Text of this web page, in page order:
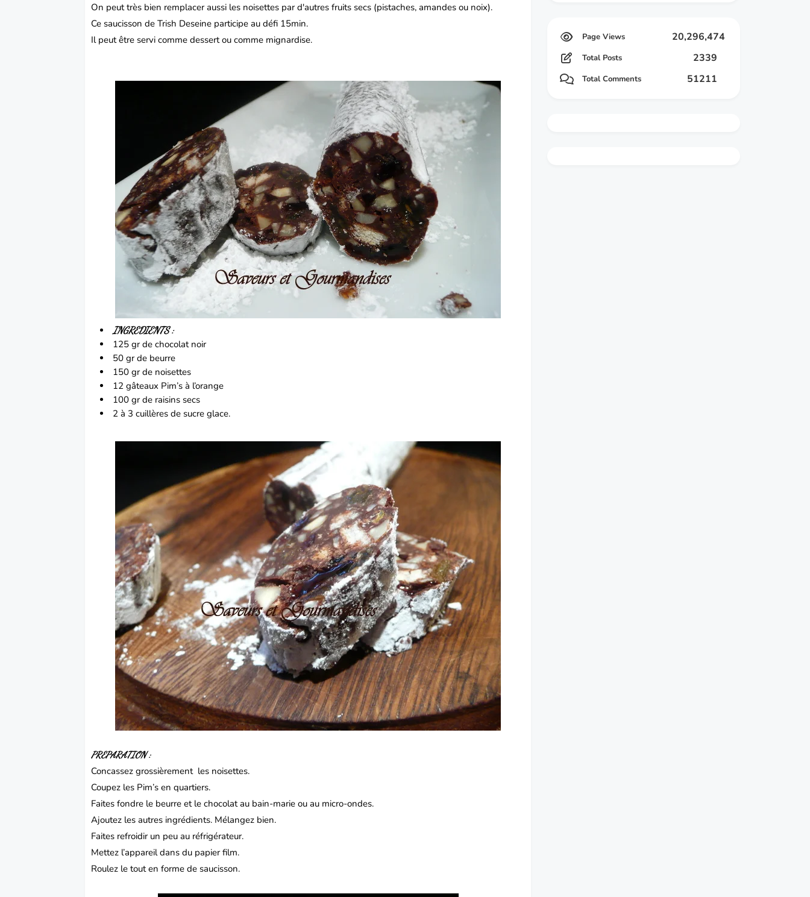
On peut très bien remplacer aussi les noisettes par d'autres fruits secs (pistaches, amandes ou noix).
Ce saucisson de Trish Deseine participe au défi 15min.
Il peut être servi comme dessert ou comme mignardise.
INGREDIENTS :
125 gr de chocolat noir
50 gr de beurre
150 gr de noisettes
12 gâteaux Pim’s à l’orange
100 gr de raisins secs
2 à 3 cuillères de sucre glace.
PREPARATION :
Concassez grossièrement les noisettes.
Coupez les Pim’s en quartiers.
Faites fondre le beurre et le chocolat au bain-marie ou au micro-ondes.
Ajoutez les autres ingrédients. Mélangez bien.
Faites refroidir un peu au réfrigérateur.
Mettez l’appareil dans du papier film.
Roulez le tout en forme de saucisson.
20,296,474
Total Posts 2339
Total Comments 51211